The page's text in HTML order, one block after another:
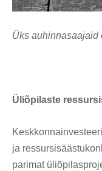
Üks auhinnasaajaid
Üliõpilaste
ja
parimat